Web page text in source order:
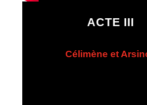
ACTE III
Célimène et